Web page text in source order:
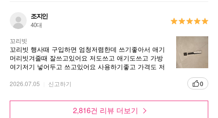
조지인
40대
꼬리빗
꼬리빗 행사때 구입하면 엄청저렴한데 쓰기좋아서 애기
머리빗겨줄때 잘쓰고있어요 저도쓰고 애기도쓰고 가방
여기저기 넣어두고 쓰고있어요 사용하기좋고 가격도 저
2026.07.05 신고하기 0
2,816건 리뷰 더보기